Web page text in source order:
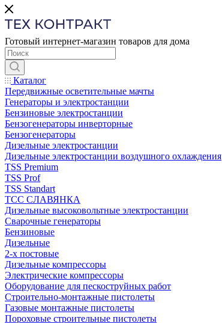
Готовый интернет-магазин товаров для дома
Каталог
Передвижные осветительные мачты
Генераторы и электростанции
Бензиновые электростанции
Бензогенераторы инверторные
Бензогенераторы
Дизельные электростанции
Дизельные электростанции воздушного охлаждения
TSS Premium
TSS Prof
TSS Standart
ТСС СЛАВЯНКА
Дизельные высоковольтные электростанции
Сварочные генераторы
Бензиновые
Дизельные
2-х постовые
Дизельные компрессоры
Электрические компрессоры
Оборудование для пескоструйных работ
Строительно-монтажные пистолеты
Газовые монтажные пистолеты
Пороховые строительные пистолеты